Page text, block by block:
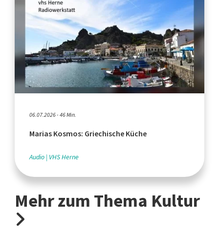
06.07.2026 - 46 Min.
Marias Kosmos: Griechische Küche
Audio VHS Herne
Mehr zum Thema Kultur